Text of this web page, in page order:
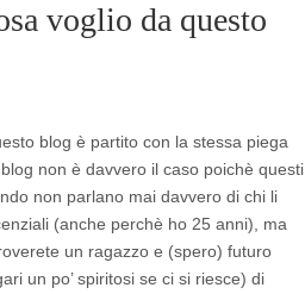
voglio da questo
blog è partito con la stessa piega
non è davvero il caso poichè questi
non parlano mai davvero di chi li
(anche perchè ho 25 anni), ma
un ragazzo e (spero) futuro
un po’ spiritosi se ci si riesce) di